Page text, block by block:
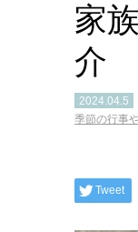
家
介
2024.04.5
季節の行事
Tweet